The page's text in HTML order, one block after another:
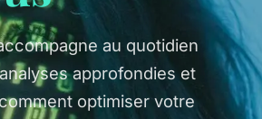
au quotidien
approfondies et
optimiser votre